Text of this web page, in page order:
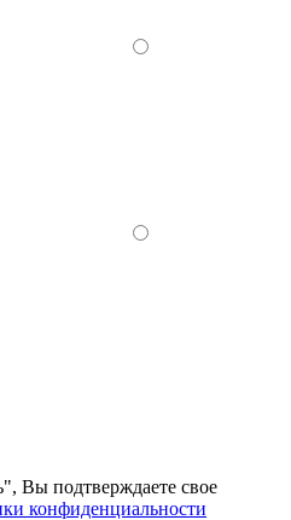
Вы подтверждаете свое
конфиденциальности